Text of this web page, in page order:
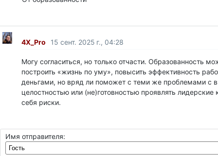
4X_Pro 15 сент. 2025 г., 04:28
Могу согласиться, но только отчасти. Образованность
построить «жизнь по уму», повысить эффективность
деньгами, но вряд ли поможет с теми же проблемами с
целостностью или (не)готовностью проявлять лидерские
себя риски.
Имя отправителя: